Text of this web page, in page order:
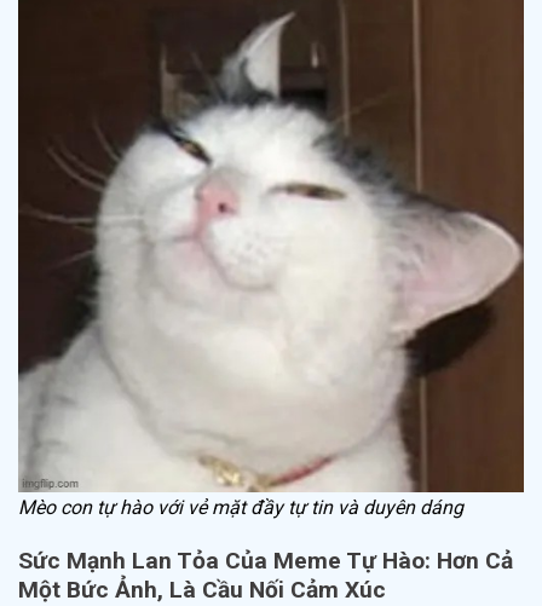
Mèo con tự hào với vẻ mặt đầy tự tin và duyên dáng
Sức Mạnh Lan Tỏa Của Meme Tự Hào: Hơn Cả
Một Bức Ảnh, Là Cầu Nối Cảm Xúc